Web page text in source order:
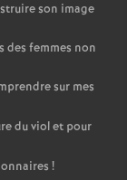
son image
des femmes non
sur mes
du viol et pour
!